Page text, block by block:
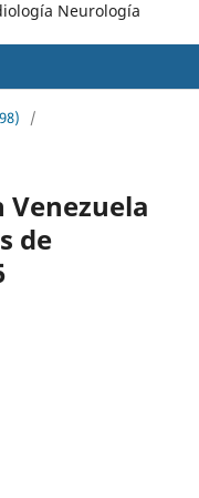
Neurología
/
Venezuela
de